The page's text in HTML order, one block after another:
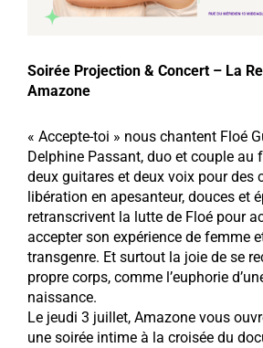
Soirée Projection & Concert – La
Amazone
« Accepte-toi » nous chantent Floé
Delphine Passant, duo et couple au
deux guitares et deux voix pour des
libération en apesanteur, douces et
retranscrivent la lutte de Floé pour
accepter son expérience de femme
transgenre. Et surtout la joie de se
propre corps, comme l’euphorie
naissance.
Le jeudi 3 juillet, Amazone vous
une soirée intime à la croisée du